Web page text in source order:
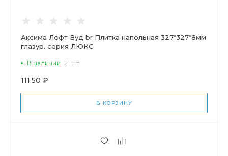
Аксима Лофт Вуд br Плитка напольная 327*327*8мм
глазур. серия ЛЮКС
В наличии 21 шт
111.50 ₽
В КОРЗИНУ